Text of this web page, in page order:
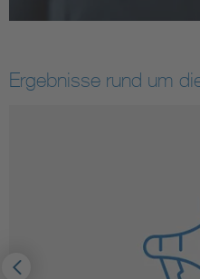
Ergebnisse rund um